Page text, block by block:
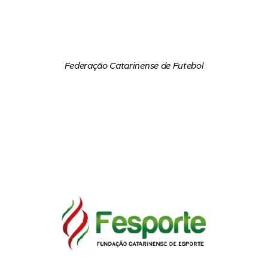
Federação Catarinense de Futebol